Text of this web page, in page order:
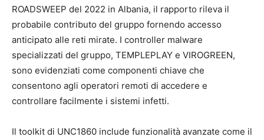
ROADSWEEP del 2022 in Albania, il rapporto rileva il
probabile contributo del gruppo fornendo accesso
anticipato alle reti mirate. I controller malware
specializzati del gruppo, TEMPLEPLAY e VIROGREEN,
sono evidenziati come componenti chiave che
consentono agli operatori remoti di accedere e
controllare facilmente i sistemi infetti.
Il toolkit di UNC1860 include funzionalità avanzate come il